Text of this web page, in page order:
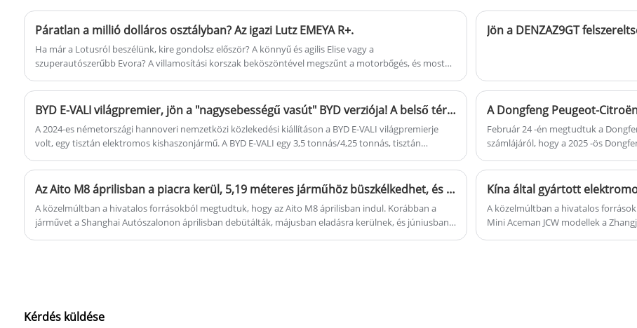
nagy teljesítményű motorokkal szerelve,
amelyek célja, hogy a felhasználók számára
nagy hatékonyságú és nagy
megbízhatóságú szállítási megoldásokat
kínáljanak.
quattro összkerékhajtás, és kényelmes és
élvezetes vezetési élményt nyújt.
Páratlan a millió dolláros osztályban? Az igazi Lutz EMEYA R+.
Ha már a Lotusról beszélünk, kire gondolsz először? A könnyű és agilis Elise vagy a
szuperautószerűbb Evora? A villamosítási korszak beköszöntével megszűnt a motorbőgés, és most
szerint az új autót jövőre állítják gyártásba. Az EMEYA R+ ennek az autónak a nagy teljesítményű
változata.
Jön a DENZAZ9GT
BYD E-VALI világpremier, jön a "nagysebességű vasút" BYD verziója! A belső tér hatalmas
A 2024-es németországi hannoveri nemzetközi közlekedési kiállításon a BYD E-VALI világpremierje
volt, egy tisztán elektromos kishaszonjármű. A BYD E-VALI egy 3,5 tonnás/4,25 tonnás, tisztán
igényeinek kielégítésére.
Február 24 -én megtudtuk a
számlájáról, hogy a 2025 -ös
Dongfeng Fukang 06 modellje új
"Shijie" -re vonatkozó
Az Aito M8 áprilisban a piacra kerül, 5,19 méteres járműhöz büszkélkedhet, és az ára várhatóan a Li L9 versenytársa.
A közelmúltban a hivatalos forrásokból megtudtuk, hogy az Aito M8 áprilisban indul. Korábban a
járművet a Shanghai Autószalonon áprilisban debütálták, májusban eladásra kerülnek, és júniusban
Kína által gyártott
A közelmúltban a hivatalos
Mini Aceman JCW modellek a
Kérdés küldése